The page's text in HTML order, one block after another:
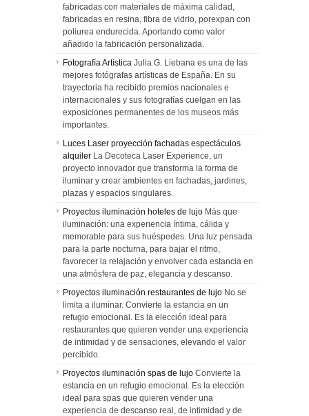
fabricadas con materiales de máxima calidad,
fabricadas en resina, fibra de vidrio, porexpan con
poliurea endurecida. Aportando como valor
añadido la fabricación personalizada.
Fotografía Artística Julia G. Liebana es una de las
mejores fotógrafas artísticas de España. En su
trayectoria ha recibido premios nacionales e
internacionales y sus fotografías cuelgan en las
exposiciones permanentes de los museos más
importantes.
Luces Laser proyección fachadas espectáculos
alquiler La Decoteca Laser Experience, un
proyecto innovador que transforma la forma de
iluminar y crear ambientes en fachadas, jardines,
plazas y espacios singulares.
Proyectos iluminación hoteles de lujo Más que
iluminación: una experiencia íntima, cálida y
memorable para sus huéspedes. Una luz pensada
para la parte nocturna, para bajar el ritmo,
favorecer la relajación y envolver cada estancia en
una atmósfera de paz, elegancia y descanso.
Proyectos iluminación restaurantes de lujo No se
limita a iluminar. Convierte la estancia en un
refugio emocional. Es la elección ideal para
restaurantes que quieren vender una experiencia
de intimidad y de sensaciones, elevando el valor
percibido.
Proyectos iluminación spas de lujo Convierte la
estancia en un refugio emocional. Es la elección
ideal para spas que quieren vender una
experiencia de descanso real, de intimidad y de